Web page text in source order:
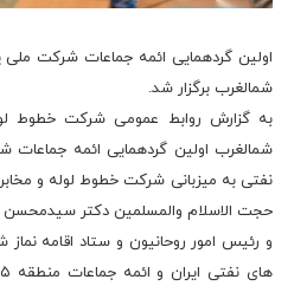
اولین گردهمایی ائمه جماعات شرکت
شمالغرب برگزار شد.
به گزارش روابط عمومی شرکت خطوط
شمالغرب اولین گردهمایی ائمه
نفتی به میزبانی شرکت خطوط لوله و
حجت الاسلام والمسلمین دکتر سیدمحسن
و رئیس امور روحانیون و ستاد اقامه